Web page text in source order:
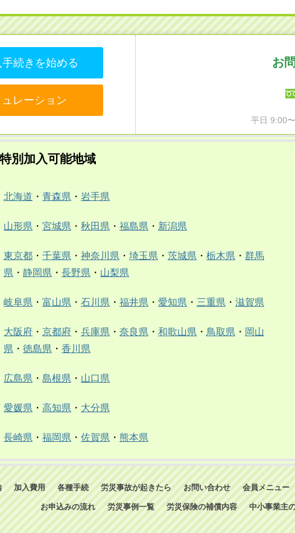
続きを始める
レーション
お
平日 9:00
別加入可能地域
北海道 ・ 青森県 ・ 岩手県
山形県 ・ 宮城県 ・ 秋田県 ・ 福島県 ・ 新潟県
東京都 ・ 千葉県 ・ 神奈川県 ・ 埼玉県 ・ 茨城県 ・ 栃木県 ・ 群馬
県 ・ 静岡県 ・ 長野県 ・ 山梨県
岐阜県 ・ 富山県 ・ 石川県 ・ 福井県 ・ 愛知県 ・ 三重県 ・ 滋賀県
大阪府 ・ 京都府 ・ 兵庫県 ・ 奈良県 ・ 和歌山県 ・ 鳥取県 ・ 岡山
県 ・ 徳島県 ・ 香川県
広島県 ・ 島根県 ・ 山口県
愛媛県 ・ 高知県 ・ 大分県
長崎県 ・ 福岡県 ・ 佐賀県 ・ 熊本県
加入費用 各種手続 労災事故が起きたら お問い合わせ 会員メニュー
お申込みの流れ 労災事例一覧 労災保険の補償内容 中小事業主